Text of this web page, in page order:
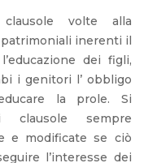
volte alla
inerenti il
dei figli,
i genitori l’ obbligo
la prole. Si
clausole sempre
e modificate se ciò
l’interesse dei